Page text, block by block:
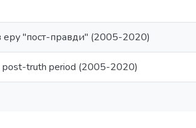
еру "пост-правди" (2005-2020)
post-truth period (2005-2020)